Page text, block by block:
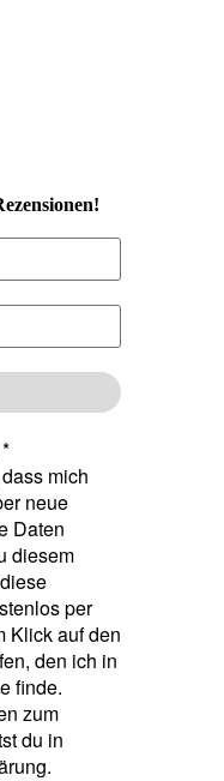
*
mich
neue
Daten
diesem
per
Klick auf den
den ich in
finde.
zum
du in